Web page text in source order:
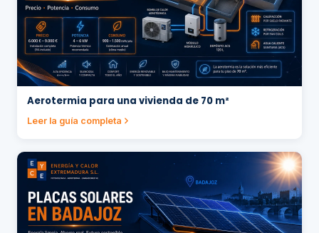
Aerotermia para una vivienda de 70 m²
Leer la guía completa